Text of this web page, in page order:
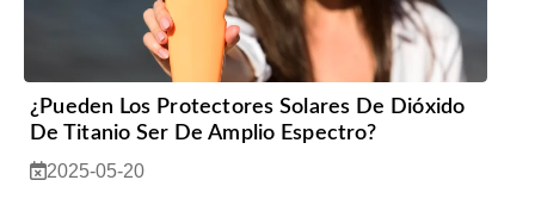
¿Pueden Los Protectores Solares De Dióxido
De Titanio Ser De Amplio Espectro?
2025-05-20